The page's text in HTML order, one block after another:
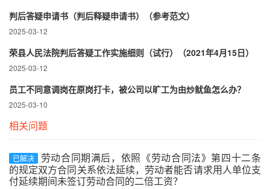
判后答疑申请书（判后释疑申请书）（参考范文）
2025-03-12
荣县人民法院判后答疑工作实施细则（试行）（2021年4月15日）
2025-03-12
员工不同意调岗在原岗打卡，被公司以旷工为由炒鱿鱼怎么办？
2025-03-10
相关问题
已解决
劳动合同期满后，依照《劳动合同法》第四十二条
的规定双方合同关系依法延续，劳动者能否请求用人单位支
付延续期间未签订劳动合同的二倍工资？